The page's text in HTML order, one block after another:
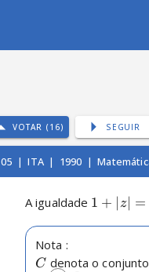
VOTAR (16) SEGUIR
05 | ITA | 1990 |
A igualdade 1 + z∣ =
Nota :
C denota o